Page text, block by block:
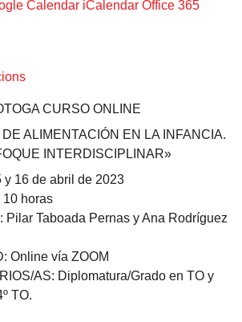
Calendar iCalendar Office 365
CURSO ONLINE
ALIMENTACIÓN EN LA INFANCIA.
INTERDISCIPLINAR»
y 16 de abril de 2023
10 horas
Pilar Taboada Pernas y Ana Rodríguez
: Online vía ZOOM
AS: Diplomatura/Grado en TO y
TO.